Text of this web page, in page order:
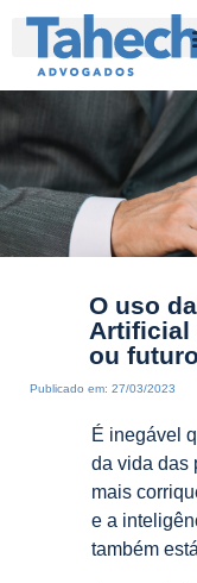
O uso
Artificial
ou
Publicado em: 27/03/2023
É inegável
da vida das
mais
e a
também